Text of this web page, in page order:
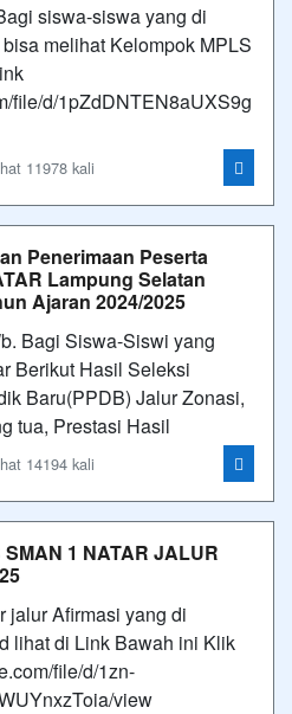
siswa-siswa yang di
melihat Kelompok MPLS
file/d/1pZdDNTEN8aUXS9g
11978 kali
Penerimaan Peserta
Lampung Selatan
Ajaran 2024/2025
Bagi Siswa-Siswi yang
Berikut Hasil Seleksi
Baru(PPDB) Jalur Zonasi,
tua, Prestasi Hasil
14194 kali
1 NATAR JALUR
jalur Afirmasi yang di
lihat di Link Bawah ini Klik
file/d/1zn-
view